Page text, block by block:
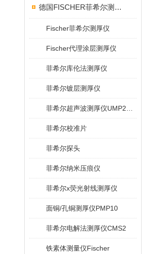
德国FISCHER菲希尔测厚仪
Fischer菲希尔测厚仪
Fischer代理涂层测厚仪
菲希尔库伦法测厚仪
菲希尔镀层测厚仪
菲希尔校准片
菲希尔探头
菲希尔纳米压痕仪
菲希尔x荧光射线测厚仪
面铜/孔铜测厚仪PMP10
菲希尔电解法测厚仪CMS2
铁素体测量仪Fischer